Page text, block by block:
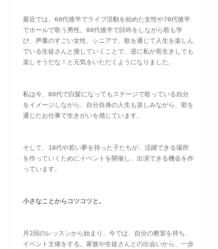
最近では、60代後半でライブ活動を始めた女性や70代後半
でホールで歌う男性。80代後半で詩吟をしながら歌も学
び、声量のすごい女性。シニアで、歌を通じて人生を楽しん
でいる生徒さんと接していくことで、逆に私が長生きしても
楽しそうだな！と元気をいただくようになりました。
私は今、80代で白髪になってもステージで歌っている自分
をイメージしながら、自分自身の人生も楽しみながら、歌を
通じたお仕事で生きがいを感じています。
そして、10代や若い夢を持った子たちが、活躍できる場所
を作っていくためにイベントを開催し、出演できる機会を作
っています。
小さなことからコツコツと。
月2回のレッスンから始まり、今では、自分の教室を持ち、
イベント主催をする。家族や生徒さんとの出会いから、一歩